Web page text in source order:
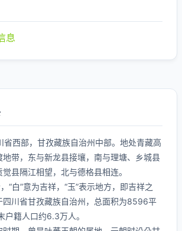
息
西部，甘孜藏族自治州中部。地处青藏高
地带，东与新龙县接壤，南与理塘、乡城县
县隔江相望，北与德格县相连。
“白”意为吉祥，“玉”表示地方，即吉祥之
四川省甘孜藏族自治州，总面积为8596平
户籍人口约6.3万人。